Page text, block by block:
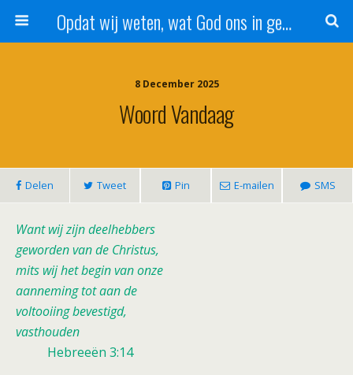
Opdat wij weten, wat God ons in genade schenkt!
8 December 2025
Woord Vandaag
Delen Tweet Pin E-mailen SMS
Want wij zijn deelhebbers
geworden van de Christus,
mits wij het begin van onze
aanneming tot aan de
voltooiing bevestigd,
vasthouden
Hebreeën 3:14